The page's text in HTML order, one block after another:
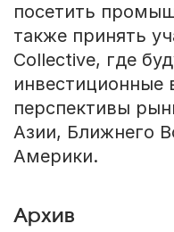
посетить
также принять
Collective, где
инвестиционные
перспективы
Азии, Ближнего
Америки.
Архив